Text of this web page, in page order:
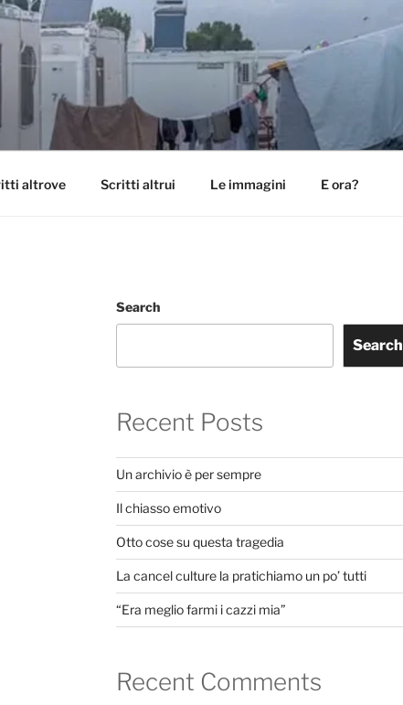
altrove Scritti altrui Le immagini E ora?
Search
Search
Recent Posts
Un archivio è per sempre
Il chiasso emotivo
Otto cose su questa tragedia
La cancel culture la pratichiamo un po’ tutti
“Era meglio farmi i cazzi mia”
Recent Comments